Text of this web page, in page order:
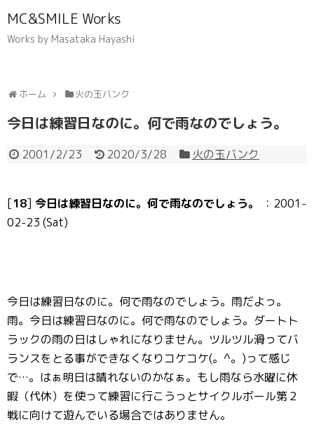
MC&SMILE Works
Works by Masataka Hayashi
ホーム 火の玉バンク
今日は練習日なのに。何で雨なのでしょう。
2001/2/23 2020/3/28 火の玉バンク
[18] 今日は練習日なのに。何で雨なのでしょう。
：2001-
02-23 (Sat)
今日は練習日なのに。何で雨なのでしょう。雨だよっ。
雨。今日は練習日なのに。何で雨なのでしょう。ダートト
ラックの雨の日はしゃれになりません。ツルツル滑ってバ
ランスをとる事ができなくなりコケコケ(。^。)って感じ
で…。はぁ明日は晴れないのかなぁ。もし雨なら水曜に休
暇（代休）を使って練習に行こうっとサイクルボール第２
戦に向けて遊んでいる場合ではありません。